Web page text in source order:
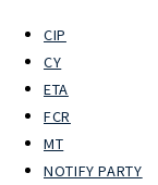
物流トピック
CIP
CY
ETA
FCR
MT
NOTIFY PARTY